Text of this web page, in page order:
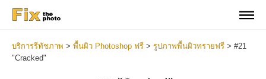
บริการรีทัชภาพ > พื้นผิว Photoshop ฟรี > รูปภาพพื้นผิวทรายฟรี > #21
"Cracked"